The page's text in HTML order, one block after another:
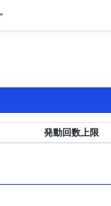
発動回数上限